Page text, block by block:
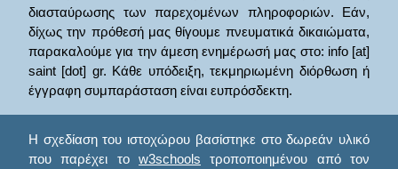
διασταύρωσης των παρεχομένων πληροφοριών. Εάν,
δίχως την πρόθεσή μας θίγουμε πνευματικά δικαιώματα,
παρακαλούμε για την άμεση ενημέρωσή μας στο: info [at]
saint [dot] gr. Κάθε υπόδειξη, τεκμηριωμένη διόρθωση ή
έγγραφη συμπαράσταση είναι ευπρόσδεκτη.
Η σχεδίαση του ιστοχώρου βασίστηκε στο δωρεάν υλικό
που παρέχει το w3schools τροποποιημένου από τον